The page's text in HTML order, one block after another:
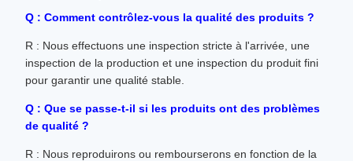
Q : Comment contrôlez-vous la qualité des produits ?
R : Nous effectuons une inspection stricte à l'arrivée, une
inspection de la production et une inspection du produit fini
pour garantir une qualité stable.
Q : Que se passe-t-il si les produits ont des problèmes
de qualité ?
R : Nous reproduirons ou rembourserons en fonction de la